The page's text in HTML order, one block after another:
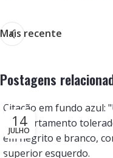
Mais recente
Postagens
14
JULHO